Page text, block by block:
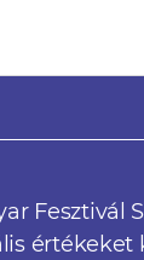
Fesztivál
értékeket